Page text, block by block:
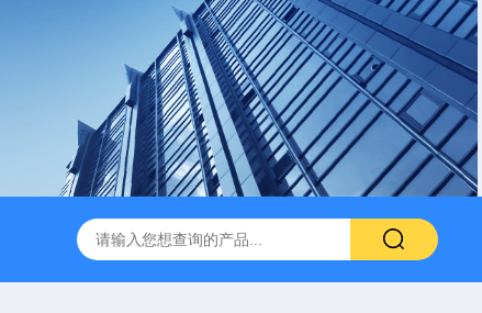
ST800-EA红外灭菌器 SN210C高压立式蒸汽灭